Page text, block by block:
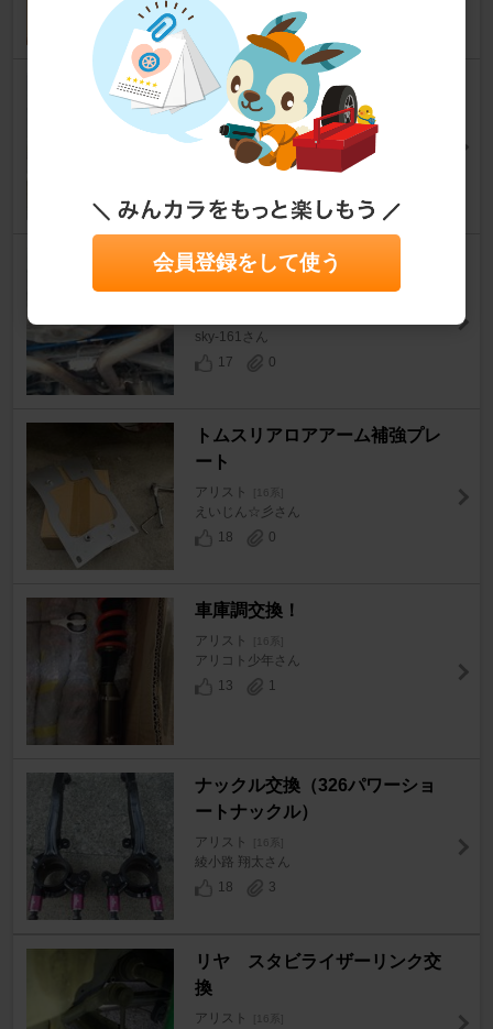
フロントピロテン取り付け
アリスト [16系]
HIRO@旅人さん
0
ｽﾀﾋﾞﾗｲｻﾞｰ取り付けと体力測
sky-161さん
17
0
トムスリアロアアーム補強プレ
ート
アリスト [16系]
えいじん☆彡さん
18
0
車庫調交換！
アリスト [16系]
アリコト少年さん
13
1
ナックル交換（326パワーショ
ートナックル）
アリスト [16系]
綾小路 翔太さん
18
3
リヤ スタビライザーリンク交
換
アリスト [16系]
会員登録をして使う